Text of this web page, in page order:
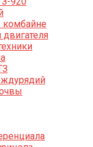
комбайне